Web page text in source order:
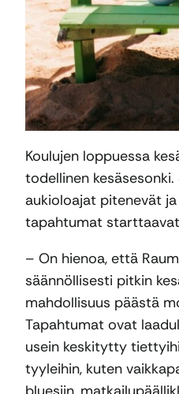
Koulujen loppuessa
todellinen
aukioloajat pitenevät
tapahtumat
– On hienoa, että
säännöllisesti pitkin
mahdollisuus päästä
Tapahtumat ovat
usein keskitytty
tyyleihin, kuten